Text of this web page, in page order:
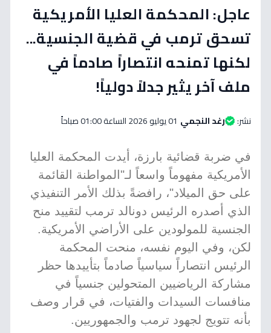
عاجل: المحكمة العليا الأمريكية
تسحق ترمب في قضية الجنسية...
لكنها تمنحه انتصاراً صادماً في
ملف آخر يثير جدلاً دولياً!
نشر: رغد النجمي 01 يوليو 2026 الساعة 01:00 صباحاً
في ضربة قضائية بارزة، أيدت المحكمة العليا
الأمريكية مفهوماً واسعاً لـ"المواطنة القائمة
على حق الميلاد"، رافضةً بذلك الأمر التنفيذي
الذي أصدره الرئيس دونالد ترمب لتقييد منح
الجنسية للمولودين على الأراضي الأمريكية.
لكن، وفي اليوم نفسه، منحت المحكمة
الرئيس انتصاراً سياسياً صادماً بتأييدها حظر
مشاركة الرياضيين المتحولين جنسياً في
منافسات السيدات والفتيات، في قرار وصف
بأنه تتويج لجهود ترمب والجمهوريين.